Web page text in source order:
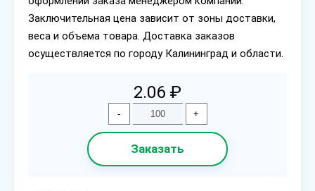
Заключительная цена зависит от зоны доставки,
веса и объема товара. Доставка заказов
осуществляется по городу Калининград и области.
2.06 ₽
- +
Заказать